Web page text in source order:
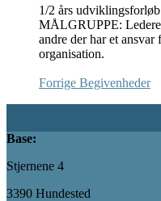
1/2 års
MÅLGRUPPE:
andre der har et ansvar
organisation.
Forrige Begivenheder
Base:
Stjernene 4
3390 Hundested